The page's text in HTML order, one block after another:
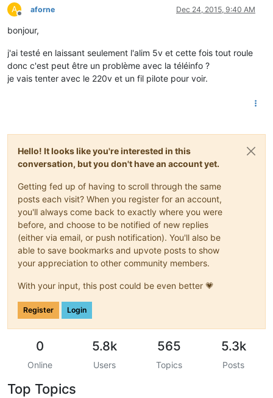
A
Offline
aforne Dec 24, 2015, 9:40 AM
bonjour,
j'ai testé en laissant seulement l'alim 5v et cette fois tout roule
donc c'est peut être un problème avec la téléinfo ?
je vais tenter avec le 220v et un fil pilote pour voir.
Hello! It looks like you're interested in this
conversation, but you don't have an account yet.
Getting fed up of having to scroll through the same
posts each visit? When you register for an account,
you'll always come back to exactly where you were
before, and choose to be notified of new replies
(either via email, or push notification). You'll also be
able to save bookmarks and upvote posts to show
your appreciation to other community members.
With your input, this post could be even better 💗
Register Login
0
Online
5.8k
Users
565
Topics
5.3k
Posts
Top Topics